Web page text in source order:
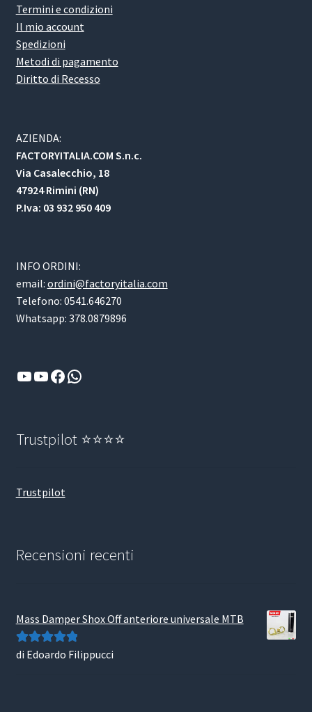
Termini e condizioni
Il mio account
Spedizioni
Metodi di pagamento
Diritto di Recesso
AZIENDA:
FACTORYITALIA.COM S.n.c.
Via Casalecchio, 18
47924 Rimini (RN)
P.Iva: 03 932 950 409
INFO ORDINI:
email: ordini@factoryitalia.com
Telefono: 0541.646270
Whatsapp: 378.0879896
YouTube
YouTube
Facebook
WhatsApp
Trustpilot ⭐⭐⭐⭐
Trustpilot
Recensioni recenti
Mass Damper Shox Off anteriore universale MTB
Valutato5su
di Edoardo Filippucci